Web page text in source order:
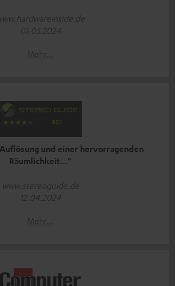
01.05.2024
Mehr...
und einer hervorragenden
Räumlichkeit…“
www.stereoguide.de
12.04.2024
Mehr...